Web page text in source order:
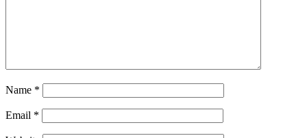
Name *
Email *